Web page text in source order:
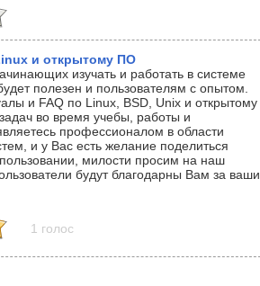
и открытому ПО
изучать и работать в системе
полезен и пользователям с опытом.
и FAQ по Linux, BSD, Unix и открытому
во время учебы, работы и
профессионалом в области
и у Вас есть желание поделиться
милости просим на наш
будут благодарны Вам за ваши
1 голос